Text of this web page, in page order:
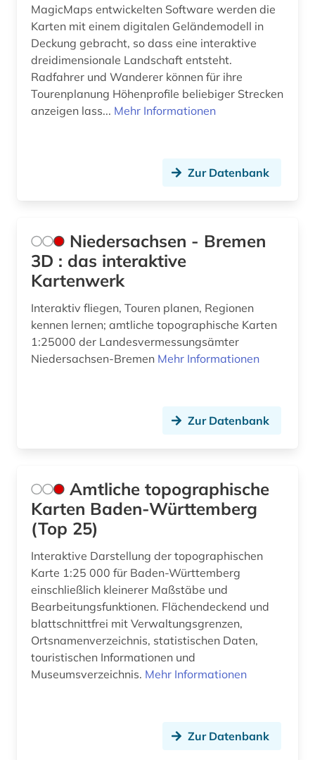
MagicMaps entwickelten Software werden die
Karten mit einem digitalen Geländemodell in
Deckung gebracht, so dass eine interaktive
dreidimensionale Landschaft entsteht.
Radfahrer und Wanderer können für ihre
Tourenplanung Höhenprofile beliebiger Strecken
anzeigen lass... Mehr Informationen
Zur Datenbank
Niedersachsen - Bremen
3D : das interaktive
Kartenwerk
Interaktiv fliegen, Touren planen, Regionen
kennen lernen; amtliche topographische Karten
1:25000 der Landesvermessungsämter
Niedersachsen-Bremen Mehr Informationen
Zur Datenbank
Amtliche topographische
Karten Baden-Württemberg
(Top 25)
Interaktive Darstellung der topographischen
Karte 1:25 000 für Baden-Württemberg
einschließlich kleinerer Maßstäbe und
Bearbeitungsfunktionen. Flächendeckend und
blattschnittfrei mit Verwaltungsgrenzen,
Ortsnamenverzeichnis, statistischen Daten,
touristischen Informationen und
Museumsverzeichnis. Mehr Informationen
Zur Datenbank